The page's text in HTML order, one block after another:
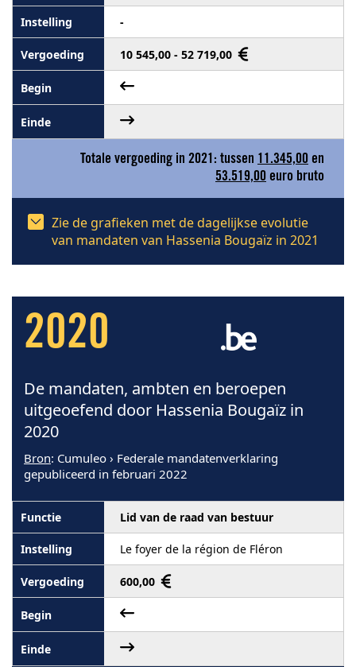
-
10 545,00 - 52 719,00
Totale vergoeding in 2021: tussen 11.345,00 en
53.519,00 euro bruto
Zie de grafieken met de dagelijkse evolutie
van mandaten van Hassenia Bougaïz in 2021
2020
De mandaten, ambten en beroepen
uitgeoefend door Hassenia Bougaïz in
2020
Bron: Cumuleo › Federale mandatenverklaring
gepubliceerd in februari 2022
Lid van de raad van bestuur
Le foyer de la région de Fléron
600,00